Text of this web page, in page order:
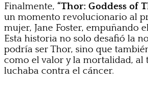
Finalmente, “Thor: Goddess of
un momento revolucionario al
mujer, Jane Foster, empuñando
Esta historia no solo desafió la
podría ser Thor, sino que
como el valor y la mortalidad, al
luchaba contra el cáncer.